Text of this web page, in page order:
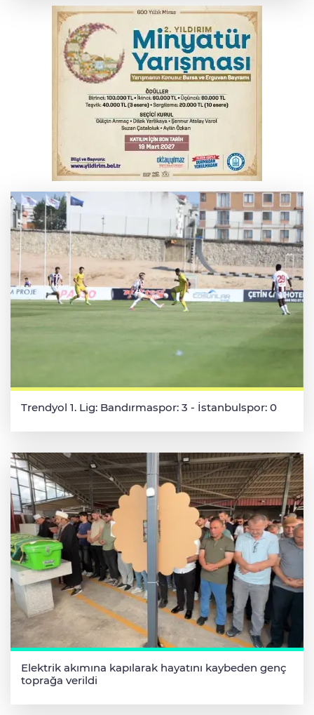
kişi tutuklandı
İnegöl’de yangın paniği! Apartmana
sıçrayan alevler söndürüldü
Elektrik akımına kapılan işçi hayatını
kaybetti
Serbest piyasada döviz fiyatları
Trendyol 1. Lig: Bandırmaspor: 3 - İstanbulspor: 0
Elektrik akımına kapılarak hayatını kaybeden genç
toprağa verildi